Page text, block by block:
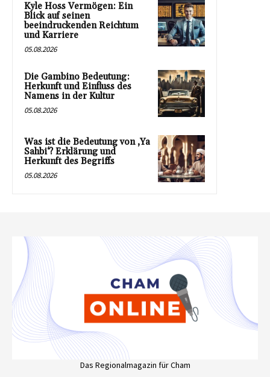
Kyle Hoss Vermögen: Ein
Blick auf seinen
beeindruckenden Reichtum
und Karriere
05.08.2026
Die Gambino Bedeutung:
Herkunft und Einfluss des
Namens in der Kultur
05.08.2026
Was ist die Bedeutung von ‚Ya
Sahbi‘? Erklärung und
Herkunft des Begriffs
05.08.2026
Das Regionalmagazin für Cham